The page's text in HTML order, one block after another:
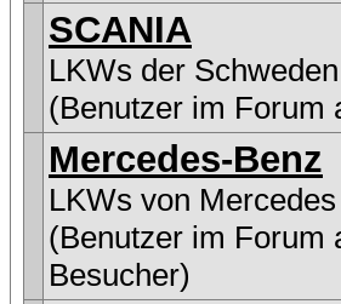
SCANIA
LKWs der Schweden
(Benutzer im Forum
Mercedes-Benz
LKWs von
(Benutzer im Forum
Besucher)